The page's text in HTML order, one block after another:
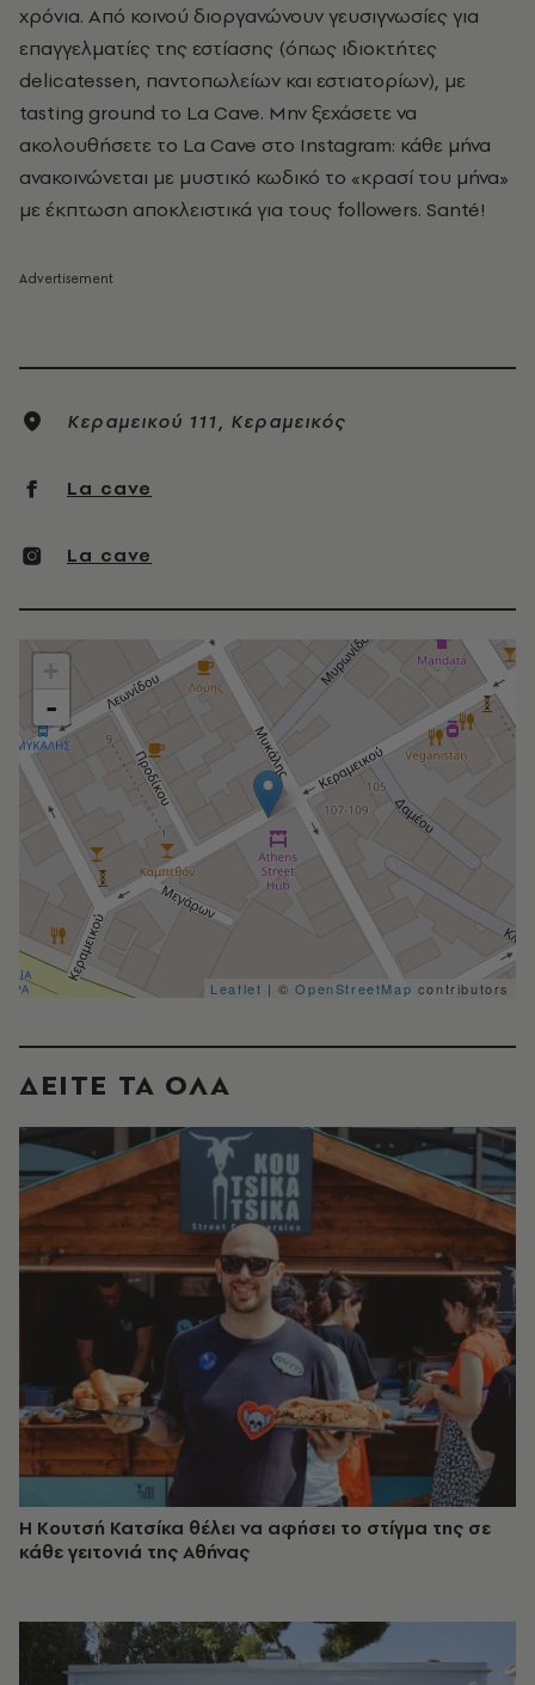
χρόνια. Από κοινού διοργανώνουν γευσιγνωσίες για
επαγγελματίες της εστίασης (όπως ιδιοκτήτες
delicatessen, παντοπωλείων και εστιατορίων), με
tasting ground το La Cave. Μην ξεχάσετε να
ακολουθήσετε το La Cave στο Instagram: κάθε μήνα
ανακοινώνεται με μυστικό κωδικό το «κρασί του μήνα»
με έκπτωση αποκλειστικά για τους followers. Santé!
Κεραμεικού 111, Κεραμεικός
La cave
La cave
-
Leaflet | ©OpenStreetMap contributors
ΔΕΙΤΕ ΤΑ ΟΛΑ
Η Κουτσή Κατσίκα θέλει να αφήσει το στίγμα της σε
κάθε γειτονιά της Αθήνας